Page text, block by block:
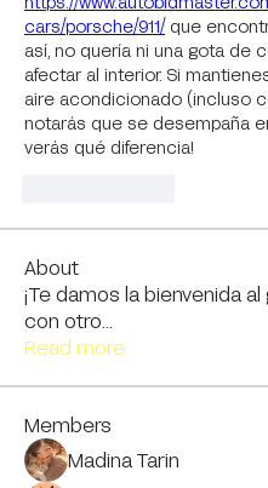
cars/porsche/911/ que
así, no quería ni una gota de
afectar al interior. Si
aire acondicionado (incluso
notarás que se desempaña
verás qué diferencia!
About
¡Te damos la bienvenida
con otro
Read more
Members
Madina Tarin